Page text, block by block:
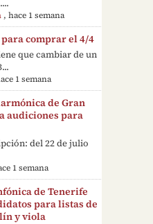
,hace 1 semana
comprar el 4/4
que cambiar de un
1 semana
de Gran
audiciones para
del 22 de julio
1 semana
de Tenerife
para listas de
y viola